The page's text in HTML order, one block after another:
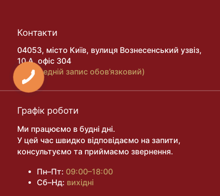
Контакти
04053, місто Київ, вулиця Вознесенський узвіз,
10 А, офіс 304
(попередній запис обов’язковий)
Графік роботи
Ми працюємо в будні дні.
У цей час швидко відповідаємо на запити,
консультуємо та приймаємо звернення.
Пн–Пт: 09:00–18:00
Сб–Нд: вихідні